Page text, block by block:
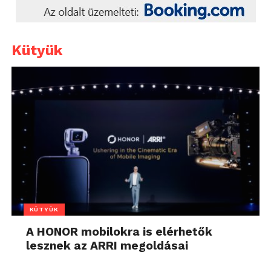
Kütyük
KÜTYÜK
A HONOR mobilokra is elérhetők
lesznek az ARRI megoldásai